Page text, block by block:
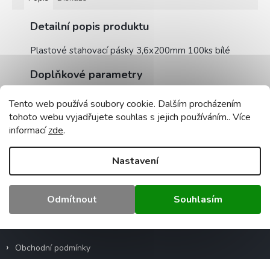
Tento web používá soubory cookie. Dalším procházením
tohoto webu vyjadřujete souhlas s jejich používáním.. Více
informacízde.
Nastavení
Odmítnout Souhlasím
Detailní popis produktu
Plastové stahovací pásky 3,6x200mm 100ks bílé
Doplňkové parametry
Nářadí, pro kutily
Záruka :
2 roky
Hmotnost
0.5 kg
t
Obchodní podmínky